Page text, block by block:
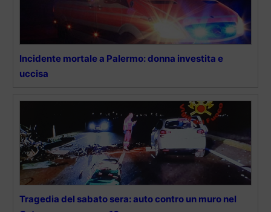
Incidente mortale a Palermo: donna investita e
uccisa
Tragedia del sabato sera: auto contro un muro nel